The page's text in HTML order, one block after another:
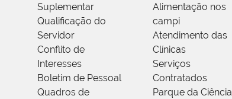
Suplementar
Qualificação do
Servidor
Conflito de
Interesses
Boletim de Pessoal
Quadros de
Alimentação nos
campi
Atendimento das
Clínicas
Serviços
Contratados
Parque da Ciência